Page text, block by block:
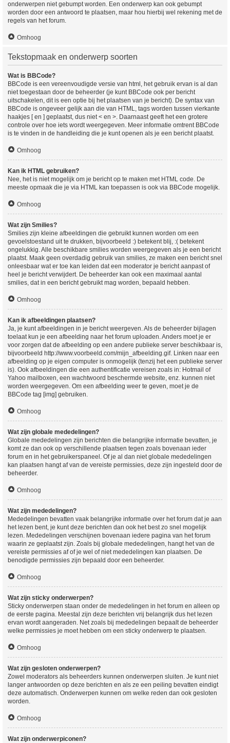
onderwerpen niet gebumpt worden. Een onderwerp kan ook gebumpt
worden door een antwoord te plaatsen, maar hou hierbij wel rekening met de
regels van het forum.
Omhoog
Tekstopmaak en onderwerp soorten
Wat is BBCode?
BBCode is een vereenvoudigde versie van html, het gebruik ervan is al dan
niet toegestaan door de beheerder (je kunt BBCode ook per bericht
uitschakelen, dit is een optie bij het plaatsen van je bericht). De syntax van
BBCode is ongeveer gelijk aan die van HTML, tags worden tussen vierkante
haakjes [ en ] geplaatst, dus niet < en >. Daarnaast geeft het een grotere
controle over hoe iets wordt weergegeven. Meer informatie omtrent BBCode
is te vinden in de handleiding die je kunt openen als je een bericht plaatst.
Omhoog
Kan ik HTML gebruiken?
Nee, het is niet mogelijk om je bericht op te maken met HTML code. De
meeste opmaak die je via HTML kan toepassen is ook via BBCode mogelijk.
Omhoog
Wat zijn Smilies?
Smilies zijn kleine afbeeldingen die gebruikt kunnen worden om een
gevoelstoestand uit te drukken, bijvoorbeeld :) betekent blij, :( betekent
ongelukkig. Alle beschikbare smilies worden weergegeven als je een bericht
plaatst. Maak geen overdadig gebruik van smilies, ze maken een bericht snel
onleesbaar wat er toe kan leiden dat een moderator je bericht aanpast of
heel je bericht verwijdert. De beheerder kan ook een maximaal aantal
smilies, dat in een bericht gebruikt mag worden, bepaald hebben.
Omhoog
Kan ik afbeeldingen plaatsen?
Ja, je kunt afbeeldingen in je bericht weergeven. Als de beheerder bijlagen
toelaat kun je een afbeelding naar het forum uploaden. Anders moet je er
voor zorgen dat de afbeelding op een andere publieke server beschikbaar is,
bijvoorbeeld http://www.voorbeeld.com/mijn_afbeelding.gif. Linken naar een
afbeelding op je eigen computer is onmogelijk (tenzij het een publieke server
is). Ook afbeeldingen die een authentificatie vereisen zoals in: Hotmail of
Yahoo mailboxen, een wachtwoord beschermde website, enz. kunnen niet
worden weergegeven. Om een afbeelding weer te geven, moet je de
BBCode tag [img] gebruiken.
Omhoog
Wat zijn globale mededelingen?
Globale mededelingen zijn berichten die belangrijke informatie bevatten, je
komt ze dan ook op verschillende plaatsen tegen zoals bovenaan ieder
forum en in het gebruikerspaneel. Of je al dan niet globale mededelingen
kan plaatsen hangt af van de vereiste permissies, deze zijn ingesteld door de
beheerder.
Omhoog
Wat zijn mededelingen?
Mededelingen bevatten vaak belangrijke informatie over het forum dat je aan
het lezen bent, je kunt deze berichten dan ook het best zo snel mogelijk
lezen. Mededelingen verschijnen bovenaan iedere pagina van het forum
waarin ze geplaatst zijn. Zoals bij globale mededelingen, hangt het van de
vereiste permissies af of je wel of niet mededelingen kan plaatsen. De
benodigde permissies zijn bepaald door een beheerder.
Omhoog
Wat zijn sticky onderwerpen?
Sticky onderwerpen staan onder de mededelingen in het forum en alleen op
de eerste pagina. Meestal zijn deze berichten vrij belangrijk dus het lezen
ervan wordt aangeraden. Net zoals bij mededelingen bepaalt de beheerder
welke permissies je moet hebben om een sticky onderwerp te plaatsen.
Omhoog
Wat zijn gesloten onderwerpen?
Zowel moderators als beheerders kunnen onderwerpen sluiten. Je kunt niet
langer antwoorden op deze berichten en als ze een peiling bevatten eindigt
deze automatisch. Onderwerpen kunnen om welke reden dan ook gesloten
worden.
Omhoog
Wat zijn onderwerpiconen?